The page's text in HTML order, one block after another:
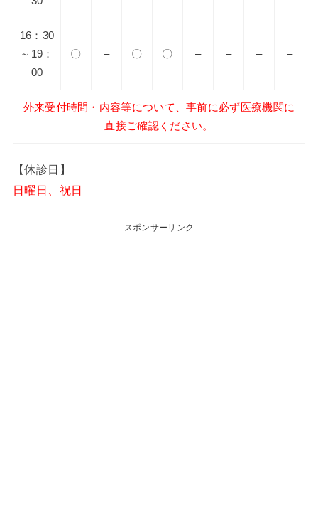
16：30
～19：
00
〇 – 〇 〇 – – – –
外来受付時間・内容等について、事前に必ず医療機関に
直接ご確認ください。
【休診日】
日曜日、祝日
スポンサーリンク